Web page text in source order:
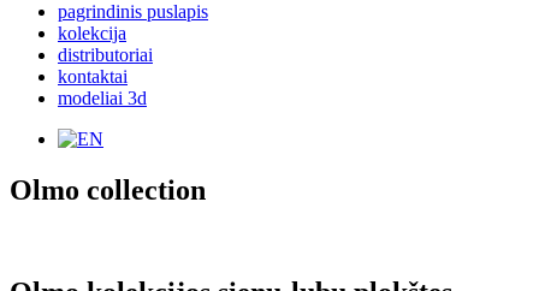
pagrindinis puslapis
kolekcija
distributoriai
kontaktai
modeliai 3d
Olmo collection